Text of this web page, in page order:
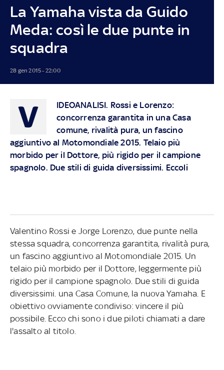
La Yamaha vista da Guido
Meda: così le due punte in
squadra
28 gen 2015 - 22:00
V IDEOANALISI. Rossi e Lorenzo:
concorrenza garantita in una Casa
comune, rivalità pura, un fascino
aggiuntivo al Motomondiale 2015. Telaio più
morbido per il Dottore, più rigido per il campione
spagnolo. Due stili di guida diversissimi. Eccoli
Valentino Rossi e Jorge Lorenzo, due punte nella
stessa squadra, concorrenza garantita, rivalità pura,
un fascino aggiuntivo al Motomondiale 2015. Un
telaio più morbido per il Dottore, leggermente più
rigido per il campione spagnolo. Due stili di guida
diversissimi. una Casa Comune, la nuova Yamaha. E
obiettivo ovviamente condiviso: vincere il più
possibile. Ecco chi sono i due piloti chiamati a dare
l'assalto al titolo.